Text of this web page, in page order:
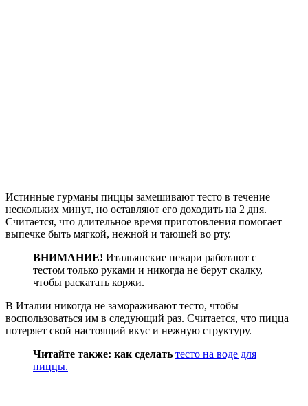
Истинные гурманы пиццы замешивают тесто в течение
нескольких минут, но оставляют его доходить на 2 дня.
Считается, что длительное время приготовления помогает
выпечке быть мягкой, нежной и тающей во рту.
ВНИМАНИЕ! Итальянские пекари работают с
тестом только руками и никогда не берут скалку,
чтобы раскатать коржи.
В Италии никогда не замораживают тесто, чтобы
воспользоваться им в следующий раз. Считается, что пицца
потеряет свой настоящий вкус и нежную структуру.
Читайте также: как сделать тесто на воде для
пиццы.